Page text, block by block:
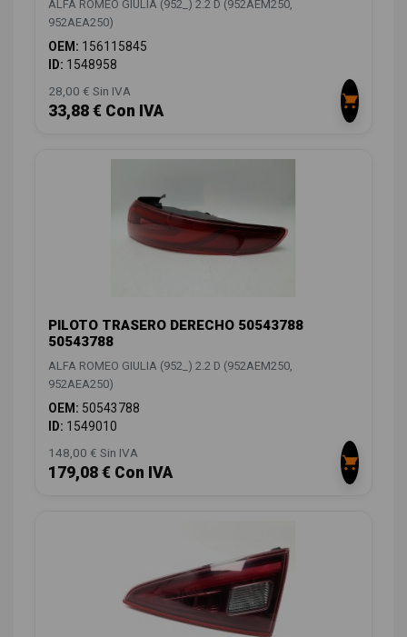
ALFA ROMEO GIULIA (952_) 2.2 D (952AEM250,
952AEA250)
OEM: 156115845
ID: 1548958
28,00 € Sin IVA
33,88 € Con IVA
PILOTO TRASERO DERECHO 50543788
50543788
ALFA ROMEO GIULIA (952_) 2.2 D (952AEM250,
952AEA250)
OEM: 50543788
ID: 1549010
148,00 € Sin IVA
179,08 € Con IVA